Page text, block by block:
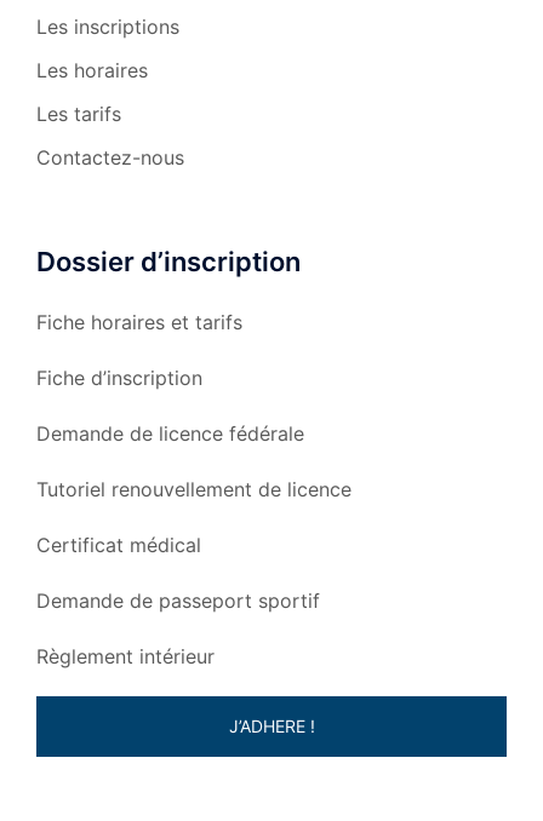
Les inscriptions
Les horaires
Les tarifs
Contactez-nous
Dossier d’inscription
Fiche horaires et tarifs
Fiche d’inscription
Demande de licence fédérale
Tutoriel renouvellement de licence
Certificat médical
Demande de passeport sportif
Règlement intérieur
J’ADHERE !